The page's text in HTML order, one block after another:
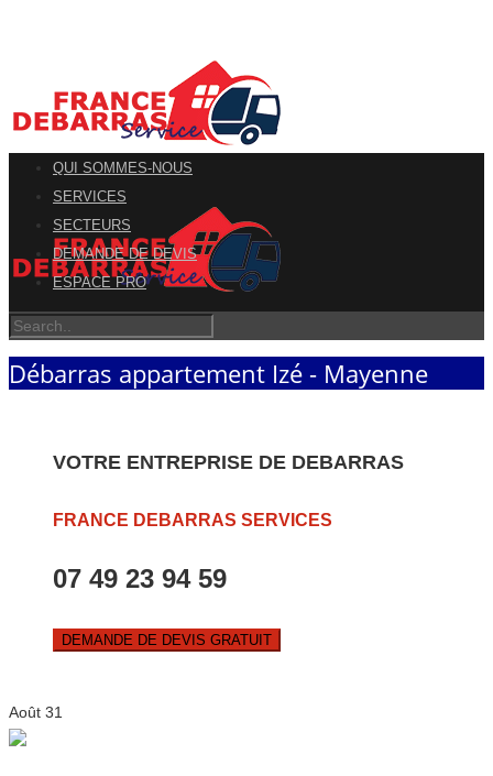
QUI SOMMES-NOUS
SERVICES
SECTEURS
DEMANDE DE DEVIS
ESPACE PRO
Débarras appartement Izé - Mayenne
VOTRE ENTREPRISE DE DEBARRAS
FRANCE DEBARRAS SERVICES
07 49 23 94 59
DEMANDE DE DEVIS GRATUIT
Août 31